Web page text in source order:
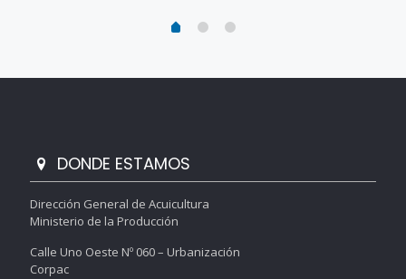
DONDE ESTAMOS
Dirección General de Acuicultura
Ministerio de la Producción
Calle Uno Oeste Nº 060 – Urbanización
Corpac